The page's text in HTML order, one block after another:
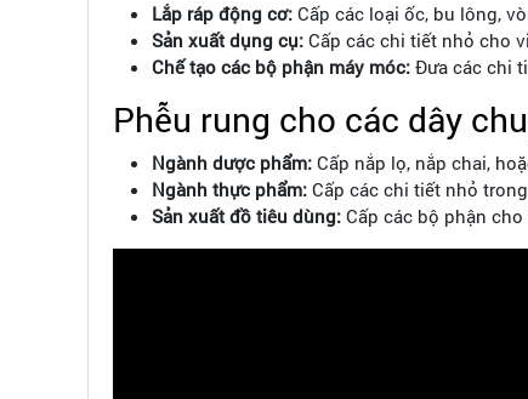
Lắp ráp động cơ: Cấp các loại ốc, bu lông,
Sản xuất dụng cụ: Cấp các chi tiết nhỏ cho
Chế tạo các bộ phận máy móc: Đưa các chi
Phễu rung cho các dây
Ngành dược phẩm: Cấp nắp lọ, nắp chai,
Ngành thực phẩm: Cấp các chi tiết nhỏ
Sản xuất đồ tiêu dùng: Cấp các bộ phận